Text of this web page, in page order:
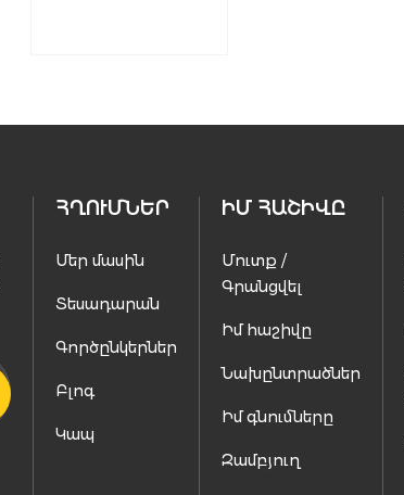
ՀՂՈՒՄՆԵՐ
Մեր մասին
Տեսադարան
Գործընկերներ
Բլոգ
Կապ
ԻՄ ՀԱՇԻՎԸ
Մուտք /
Գրանցվել
Իմ հաշիվը
Նախընտրածներ
Իմ գնումները
Զամբյուղ